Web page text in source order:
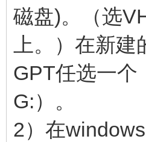
磁盘)。（选
上。）在新
GPT任选一个
G:）。
2）在